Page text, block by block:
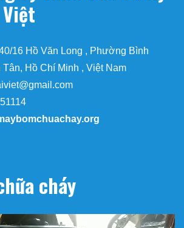
16 Hồ Văn Long , Phường Bình
Hồ Chí Minh , Việt Nam
cháy